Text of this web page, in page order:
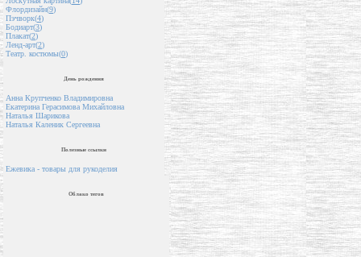
Флордизайн(9)
Пэчворк(4)
Бодиарт(3)
Плакат(2)
Ленд-арт(2)
Театр. костюмы(0)
День рождения
Анна Крупченко Владимировна
Екатерина Герасимова Михайловна
Наталья Шарикова
Наталья Каленик Сергеевна
Полезные ссылки
Ежевика - товары для рукоделия
Облако тегов